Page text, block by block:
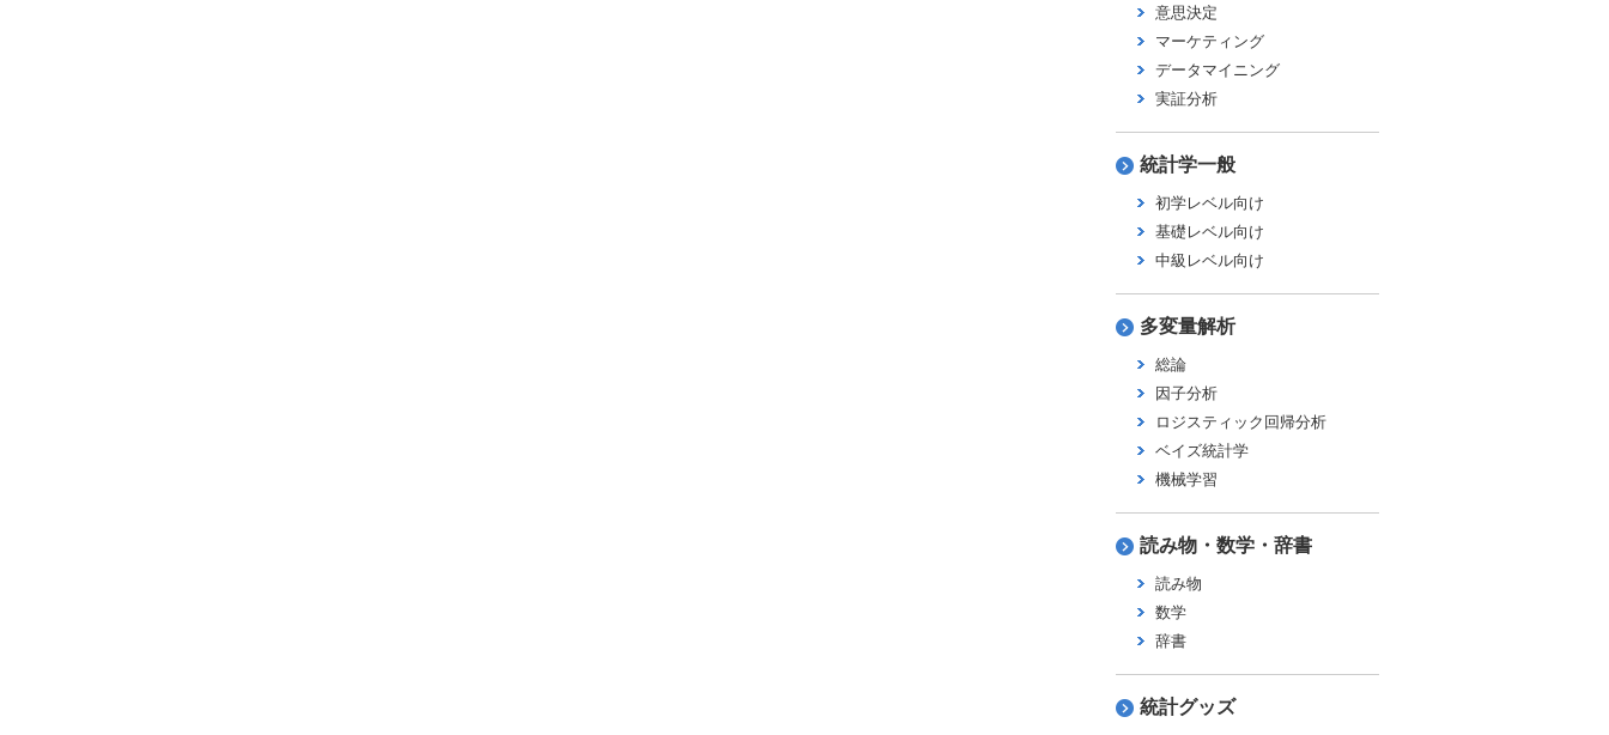
意思決定
マーケティング
データマイニング
実証分析
統計学一般
初学レベル向け
基礎レベル向け
中級レベル向け
多変量解析
総論
因子分析
ロジスティック回帰分析
ベイズ統計学
機械学習
読み物・数学・辞書
読み物
数学
辞書
統計グッズ